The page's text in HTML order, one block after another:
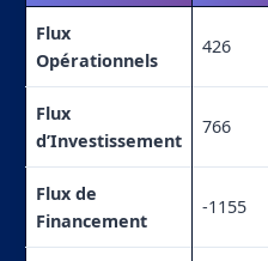
Flux
Opérationnels
426
Flux
d’Investissement
766
Flux de
Financement
-1155